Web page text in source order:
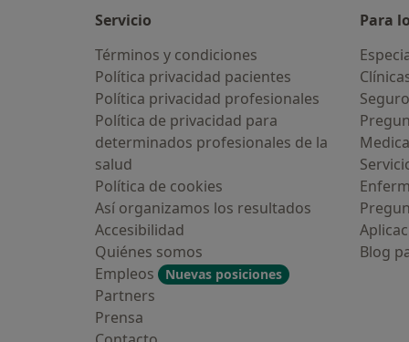
Servicio
Términos y condiciones
Política privacidad pacientes
Política privacidad profesionales
Política de privacidad para
determinados profesionales de la
salud
Política de cookies
Así organizamos los resultados
Accesibilidad
Quiénes somos
Empleos
Nuevas posiciones
Partners
Prensa
Para
Blog